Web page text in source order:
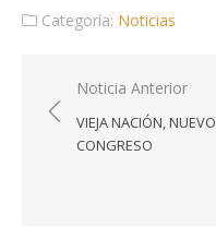
Categoría: Noticias
Navegación
de
entradas
Noticia Anterior
VIEJA NACIÓN, NUEVO
CONGRESO